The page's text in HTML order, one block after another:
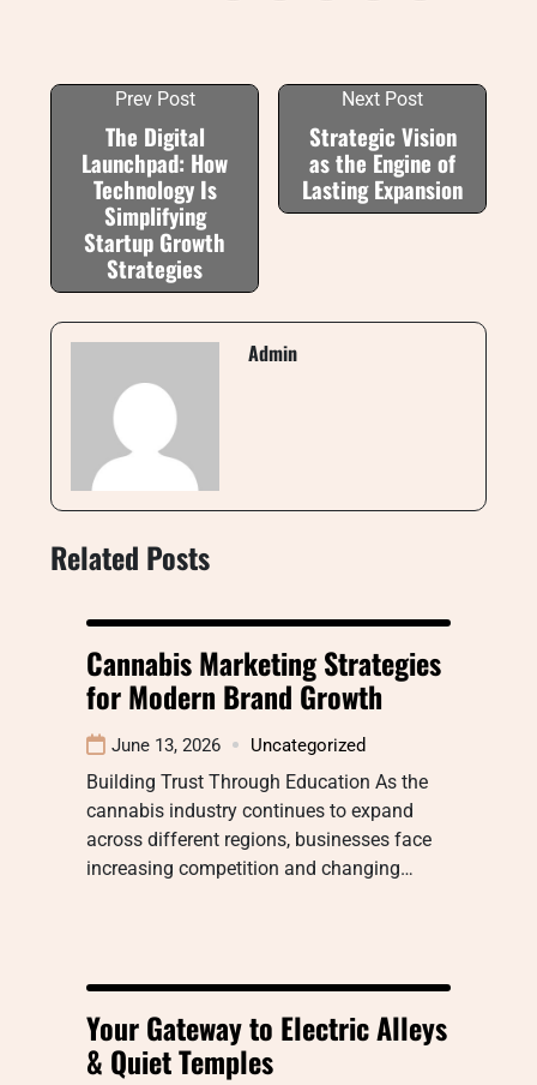
Prev Post
The Digital
Launchpad: How
Technology Is
Simplifying
Startup Growth
Strategies
Next Post
Strategic Vision
as the Engine of
Lasting Expansion
Admin
Related Posts
Cannabis Marketing Strategies
for Modern Brand Growth
June 13, 2026 Uncategorized
Building Trust Through Education As the
cannabis industry continues to expand
across different regions, businesses face
increasing competition and changing…
Your Gateway to Electric Alleys
& Quiet Temples